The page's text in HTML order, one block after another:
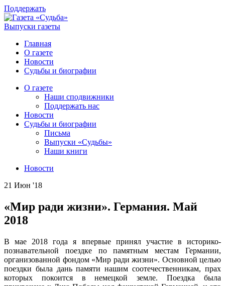
Поддержать
Выпуски газеты
Главная
О газете
Новости
Судьбы и биографии
О газете
Наши сподвижники
Поддержать нас
Новости
Судьбы и биографии
Письма
Выпуски «Судьбы»
Наши книги
Новости
21 Июн '18
«Мир ради жизни». Германия. Май
2018
В мае 2018 года я впервые принял участие в историко-
познавательной поездке по памятным местам Германии,
организованной фондом «Мир ради жизни». Основной целью
поездки была дань памяти нашим соотечественникам, прах
которых покоится в немецкой земле. Поездка была